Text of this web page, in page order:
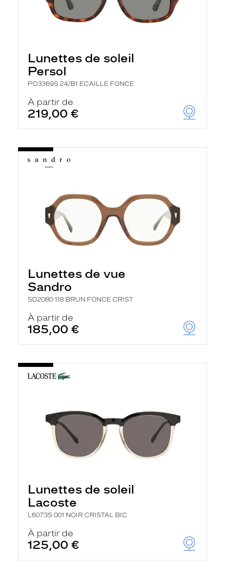
Lunettes de soleil
Persol
PO3369S 24/B1 ECAILLE FONCE
À partir de
219,00 €
Lunettes de vue
Sandro
SD2080 118 BRUN FONCE CRIST
À partir de
185,00 €
Lunettes de soleil
Lacoste
L6073S 001 NOIR CRISTAL BIC
À partir de
125,00 €